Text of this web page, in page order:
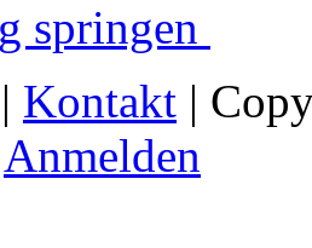
springen
| Kontakt |
Anmelden